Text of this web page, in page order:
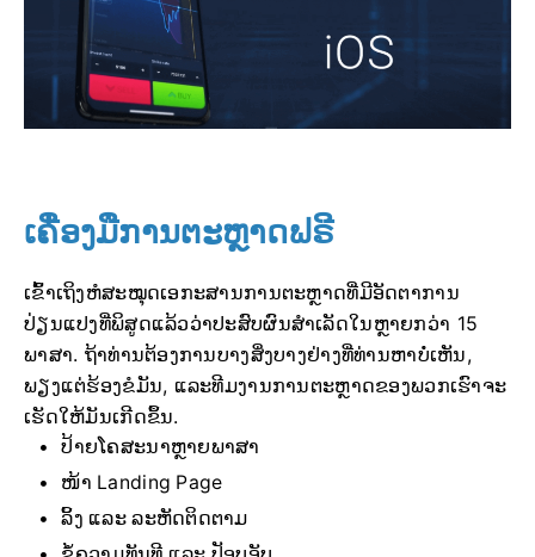
ເຄື່ອງມືການຕະຫຼາດຟຣີ
ເຂົ້າເຖິງຫໍສະໝຸດເອກະສານການຕະຫຼາດທີ່ມີອັດຕາການ
ປ່ຽນແປງທີ່ພິສູດແລ້ວວ່າປະສົບຜົນສຳເລັດໃນຫຼາຍກວ່າ 15
ພາສາ. ຖ້າທ່ານຕ້ອງການບາງສິ່ງບາງຢ່າງທີ່ທ່ານຫາບໍ່ເຫັນ,
ພຽງແຕ່ຮ້ອງຂໍມັນ, ແລະທີມງານການຕະຫຼາດຂອງພວກເຮົາຈະ
ເຮັດໃຫ້ມັນເກີດຂຶ້ນ.
ປ້າຍໂຄສະນາຫຼາຍພາສາ
ໜ້າ Landing Page
ລິ້ງ ແລະ ລະຫັດຕິດຕາມ